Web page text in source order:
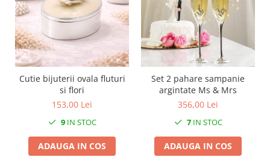
Cutie bijuterii ovala fluturi
si flori
153,00 Lei
9IN STOC
ADAUGA IN COS
Set 2 pahare sampanie
argintate Ms & Mrs
356,00 Lei
7IN STOC
ADAUGA IN COS